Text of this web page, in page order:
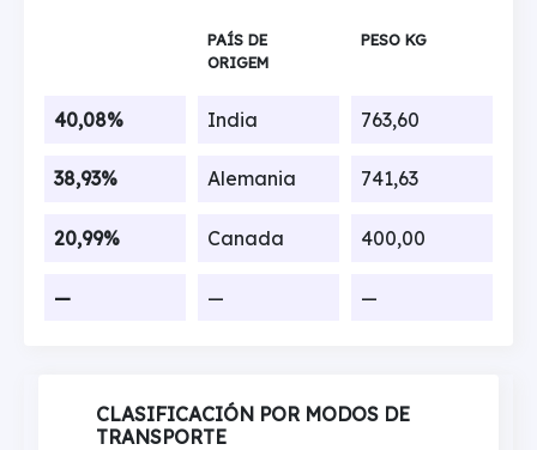
PAÍS DE
ORIGEM
PESO KG
40,08% India 763,60
38,93% Alemania 741,63
20,99% Canada 400,00
— — —
CLASIFICACIÓN POR MODOS DE
TRANSPORTE